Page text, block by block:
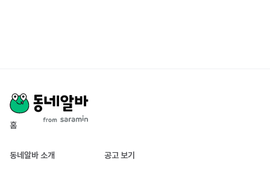
홈
동네알바 소개 공고 보기